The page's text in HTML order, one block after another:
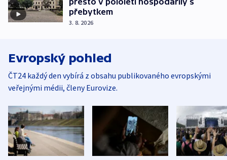
přebytkem
3. 8. 2026
Evropský pohled
ČT24 každý den vybírá z obsahu publikovaného evropskými
veřejnými médii, členy Eurovize.